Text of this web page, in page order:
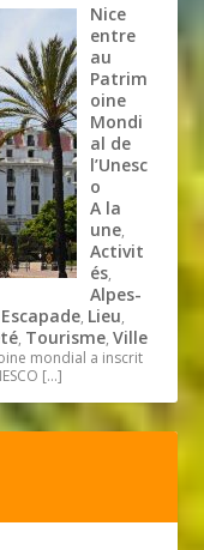
Nice
entre
au
Patrim
oine
Mondi
al de
l’Unesc
o
A la
une,
Activit
és,
Alpes-
Escapade, Lieu,
, Tourisme,Ville
mondial a inscrit
[…]